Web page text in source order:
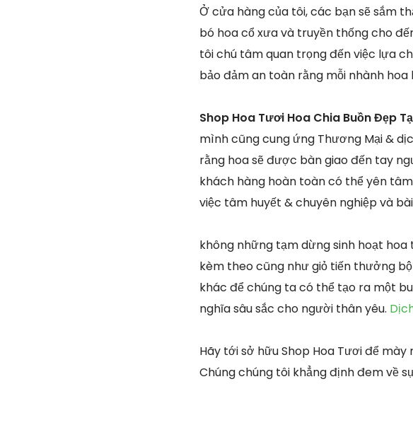
Ở cửa hàng của tôi, các bạn sẽ sắm
bó hoa cổ xưa và truyền thống cho
tôi chú tâm quan trọng đến việc lựa
bảo đảm an toàn rằng mỗi nhành
Shop Hoa Tươi Hoa Chia Buồn Đẹp
mình cũng cung ứng Thương Mại &
rằng hoa sẽ được bàn giao đến tay
khách hàng hoàn toàn có thể yên
việc tâm huyết & chuyên nghiệp và
không những tạm dừng sinh hoạt
kèm theo cũng như giỏ tiến thưởng
khác để chúng ta có thể tạo ra một
nghĩa sâu sắc cho người thân yêu.
Hãy tới sở hữu Shop Hoa Tươi để
Chúng chúng tôi khẳng định đem về